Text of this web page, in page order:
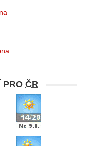
PRO ČR